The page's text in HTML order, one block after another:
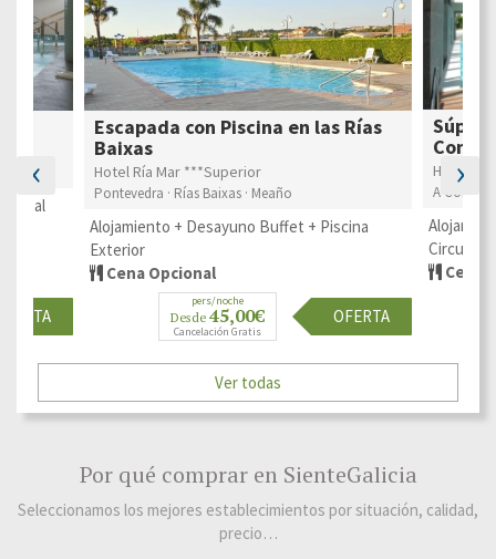
al
Escapada con Piscina en las Rías
Baixas
Hotel Ría Mar ***Superior
Pontevedra · Rías Baixas · Meaño
Alojamiento + Desayuno Buffet + Piscina
Exterior
Cena Opcional
pers/noche
Desde 45,00€
Cancelación Gratis
OFERTA
Súper
Hotel
A Coruña
Circuito
Cena
‹ ›
Ver todas
Por qué comprar en SienteGalicia
Seleccionamos los mejores establecimientos por situación, calidad,
precio…